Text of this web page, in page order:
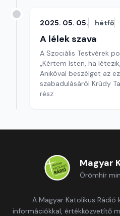
2025. 05. 05. hétfő
A lélek szava
A Szociális Testvérek
„Kértem Isten, ha
Anikóval beszélget az
szabadulásáról Krúdy
rész
Magyar
Örömhír
A Magyar Katolikus
információkkal, értékközvetítő